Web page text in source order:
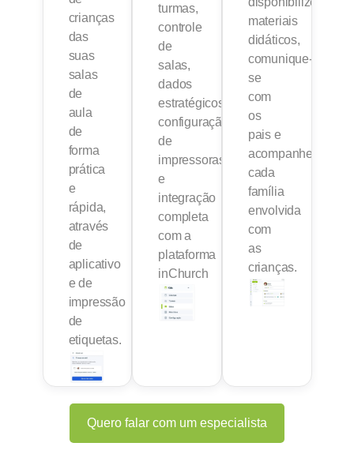
crianças
das
suas
salas
de
aula
de
forma
prática
e
rápida,
através
de
aplicativo
e de
impressão
de
etiquetas.
turmas,
controle
de
salas,
dados
estratégicos,
configuração
de
impressoras
e
integração
completa
com a
plataforma
inChurch
materiais
didáticos,
comunique-
se
com
os
pais e
acompanhe
cada
família
envolvida
com
as
crianças.
Quero falar com um especialista